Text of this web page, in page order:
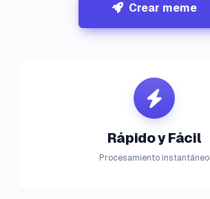
Crear meme
Rápido y Fácil
Procesamiento instantáneo